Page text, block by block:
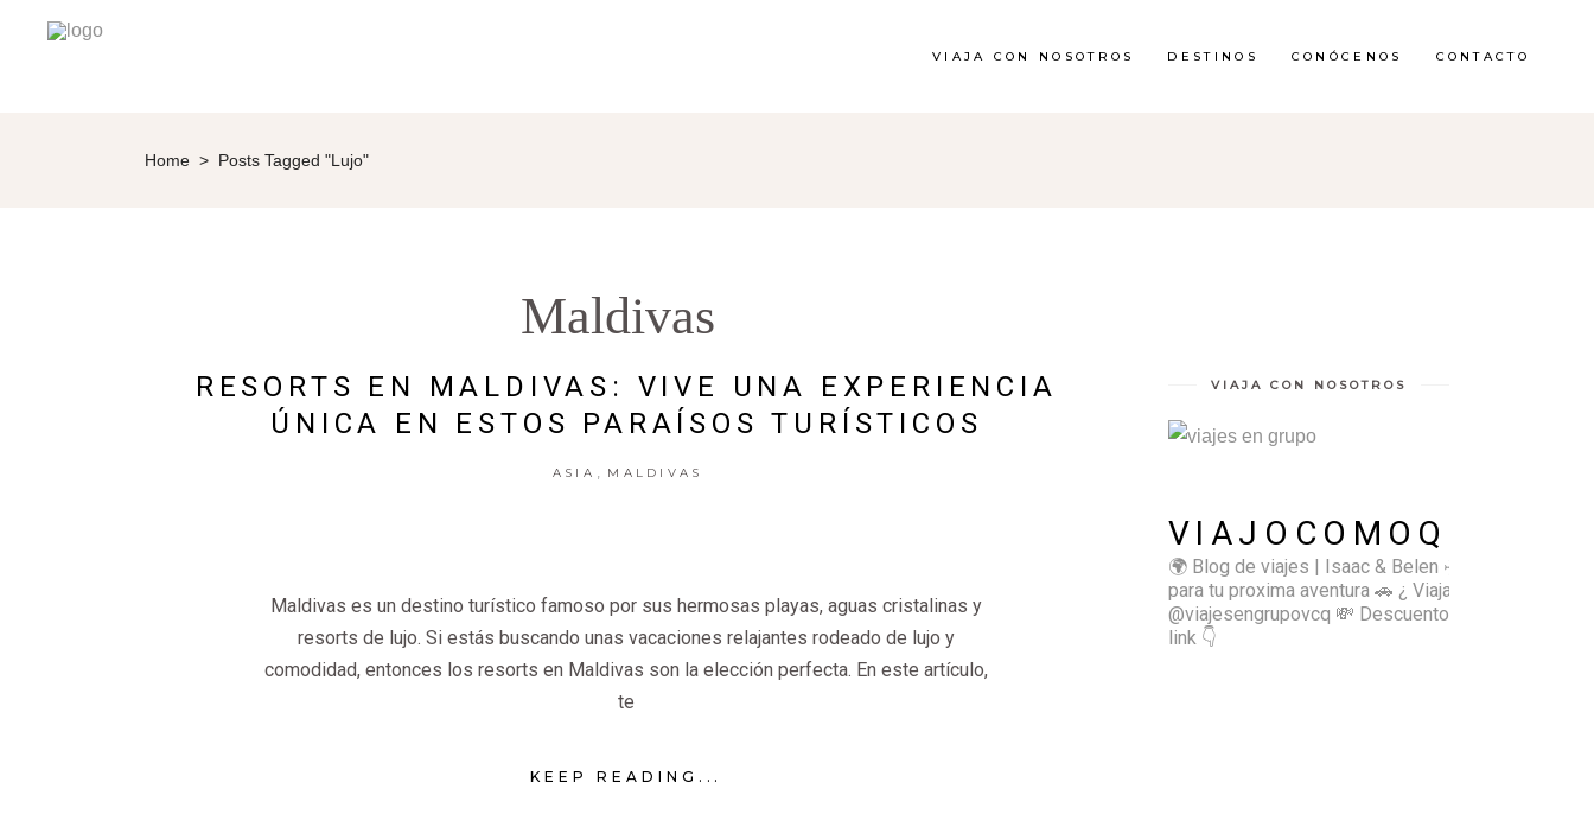
VIAJA CON NOSOTROS DESTINOS CONÓCENOS CONTACTO
Home > Posts Tagged "Lujo"
Maldivas
RESORTS EN MALDIVAS: VIVE UNA EXPERIENCIA
ÚNICA EN ESTOS PARAÍSOS TURÍSTICOS
ASIA MALDIVAS
Maldivas es un destino turístico famoso por sus hermosas playas, aguas cristalinas y
resorts de lujo. Si estás buscando unas vacaciones relajantes rodeado de lujo y
comodidad, entonces los resorts en Maldivas son la elección perfecta. En este artículo,
te
KEEP READING...
VIAJA CON NOSOTROS
VIAJOCOMOQUIERO
🌍 Blog de viajes | Isaac & Belen ✈️ Inspírate
para tu proxima aventura 🚗 ¿ Viajas sol@? 👉🏻
@viajesengrupovcq 💸 Descuentos y tips en el
link 👇